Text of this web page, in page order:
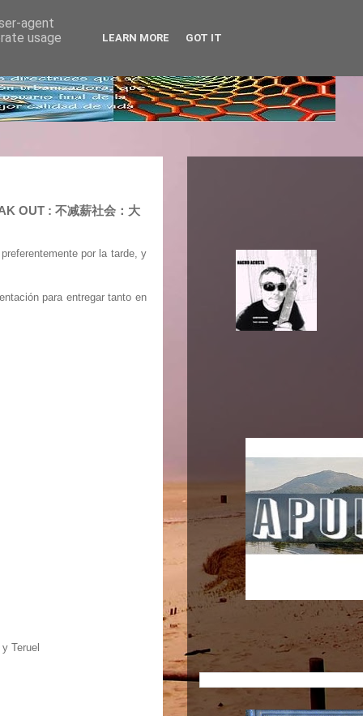
OUT : 不减薪社会：大
por la tarde, y
para entregar tanto en
Teruel
agent
usage
LEARN MORE GOT IT